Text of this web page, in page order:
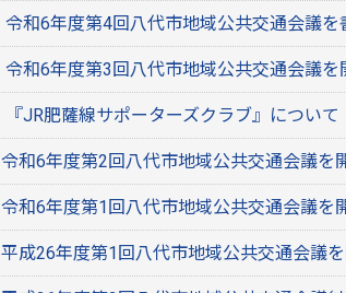
令和6年度第4回八代市地域公共交通会議を
令和6年度第3回八代市地域公共交通会議を
『JR肥薩線サポーターズクラブ』について
令和6年度第2回八代市地域公共交通会議を
令和6年度第1回八代市地域公共交通会議を
平成26年度第1回八代市地域公共交通会議を